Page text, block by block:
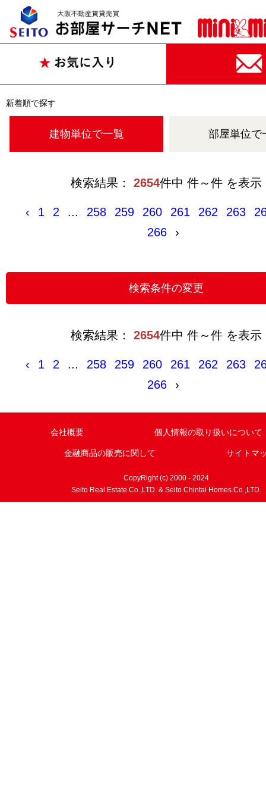
新着順で探す
建物単位で一覧 部屋単位で
検索結果： 2654件中 件～件 を表示
‹ 1 2 ... 258 259 260 261 262 263
266
›
検索結果： 2654件中 件～件 を表示
‹ 1 2 ... 258 259 260 261 262 263
266
›
会社概要 個人情報の取り扱いについて
金融商品の販売に関して サイトマ
CopyRight (c) 2000 - 2024
Seito Real Estate.Co.,LTD. & Seito Chintai Homes.Co.,LTD.